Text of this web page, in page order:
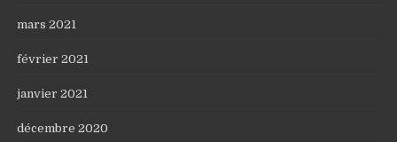
mars 2021
février 2021
janvier 2021
décembre 2020